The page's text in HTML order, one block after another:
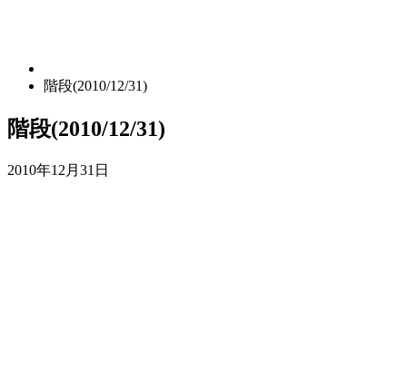
階段(2010/12/31)
階段(2010/12/31)
2010年12月31日